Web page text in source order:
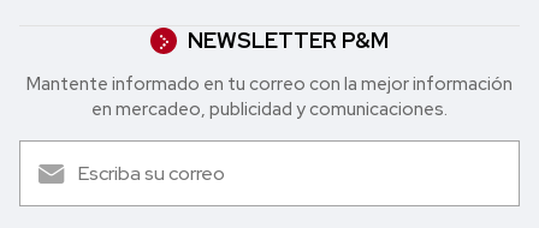
NEWSLETTER P&M
Mantente informado en tu correo con la mejor in formación
en mercadeo, publicidad y comunicaciones.